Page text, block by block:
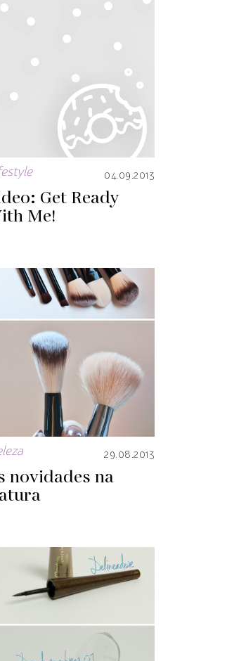
04.09.2013
Get Ready
Me!
29.08.2013
novidades na